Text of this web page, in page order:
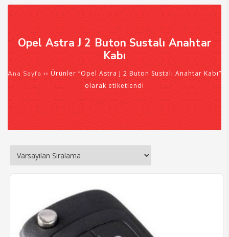
Opel Astra J 2 Buton Sustalı Anahtar
Kabı
Ana Sayfa ›› Ürünler “Opel Astra J 2 Buton Sustalı Anahtar Kabı”
olarak etiketlendi